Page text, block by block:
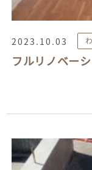
2023.10.03
フルリノベー